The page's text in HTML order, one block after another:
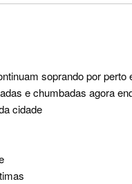
soprando por perto
e chumbadas agora
cidade